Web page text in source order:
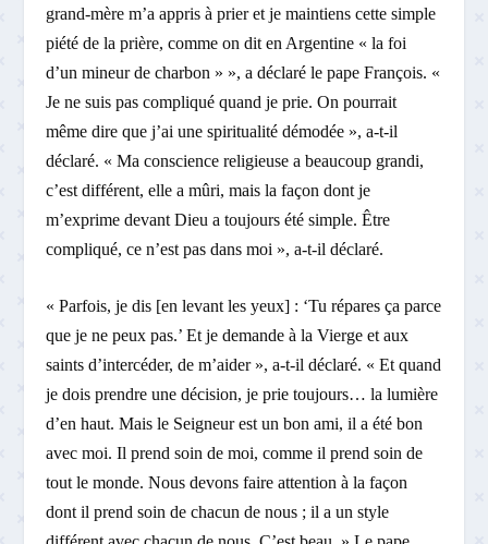
grand-mère m’a appris à prier et je maintiens cette simple
piété de la prière, comme on dit en Argentine « la foi
d’un mineur de charbon » », a déclaré le pape François. «
Je ne suis pas compliqué quand je prie. On pourrait
même dire que j’ai une spiritualité démodée », a-t-il
déclaré. « Ma conscience religieuse a beaucoup grandi,
c’est différent, elle a mûri, mais la façon dont je
m’exprime devant Dieu a toujours été simple. Être
compliqué, ce n’est pas dans moi », a-t-il déclaré.
« Parfois, je dis [en levant les yeux] : ‘Tu répares ça parce
que je ne peux pas.’ Et je demande à la Vierge et aux
saints d’intercéder, de m’aider », a-t-il déclaré. « Et quand
je dois prendre une décision, je prie toujours… la lumière
d’en haut. Mais le Seigneur est un bon ami, il a été bon
avec moi. Il prend soin de moi, comme il prend soin de
tout le monde. Nous devons faire attention à la façon
dont il prend soin de chacun de nous ; il a un style